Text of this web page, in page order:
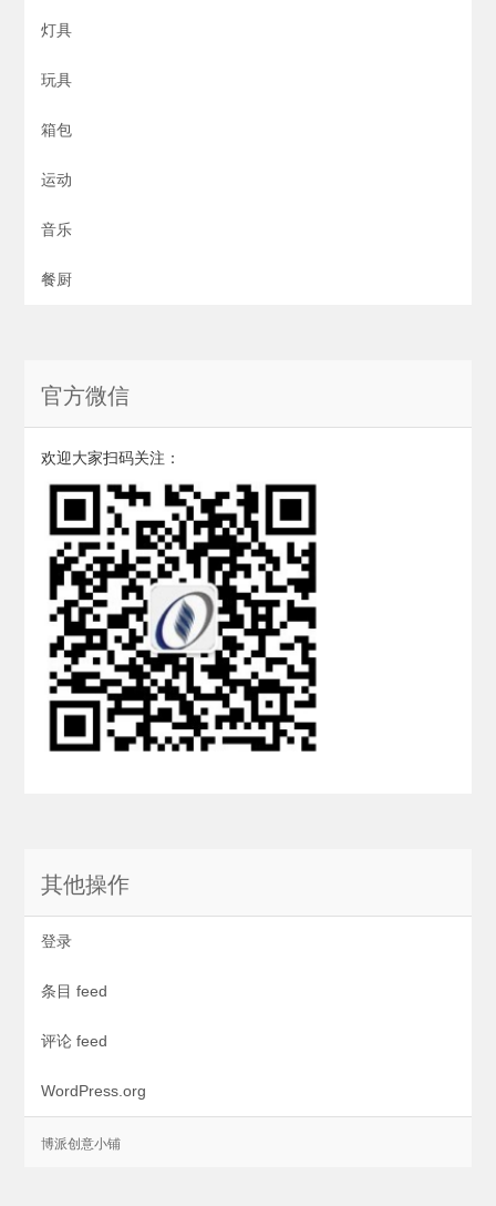
灯具
玩具
箱包
运动
音乐
餐厨
官方微信
欢迎大家扫码关注：
其他操作
登录
条目 feed
评论 feed
WordPress.org